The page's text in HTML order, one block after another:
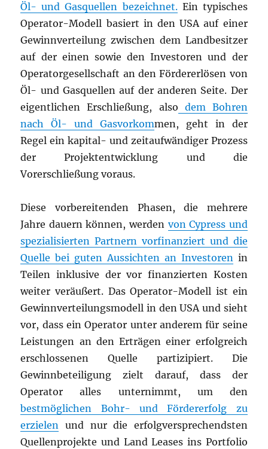
Öl- und Gasquellen bezeichnet.Ein typisches
Operator-Modell basiert in den USA auf einer
Gewinnverteilung zwischen dem Landbesitzer
auf der einen sowie den Investoren und der
Operatorgesellschaft an den Fördererlösen von
Öl- und Gasquellen auf der anderen Seite. Der
eigentlichen Erschließung, also dem Bohren
nach Öl- und Gasvorkommen, geht in der
Regel ein kapital- und zeitaufwändiger Prozess
der Projektentwicklung und die
Vorerschließung voraus.
Diese vorbereitenden Phasen, die mehrere
Jahre dauern können, werden von Cypress und
spezialisierten Partnern vorfinanziert und die
Quelle bei guten Aussichten an Investorenin
Teilen inklusive der vor finanzierten Kosten
weiter veräußert. Das Operator-Modell ist ein
Gewinnverteilungsmodell in den USA und sieht
vor, dass ein Operator unter anderem für seine
Leistungen an den Erträgen einer erfolgreich
erschlossenen Quelle partizipiert. Die
Gewinnbeteiligung zielt darauf, dass der
Operator alles unternimmt, um den
bestmöglichen Bohr- und Fördererfolg zu
erzielen und nur die erfolgversprechendsten
Quellenprojekte und Land Leases ins Portfolio